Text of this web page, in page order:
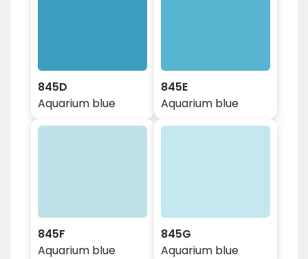
845D
Aquarium blue
845E
Aquarium blue
845F
Aquarium blue
845G
Aquarium blue